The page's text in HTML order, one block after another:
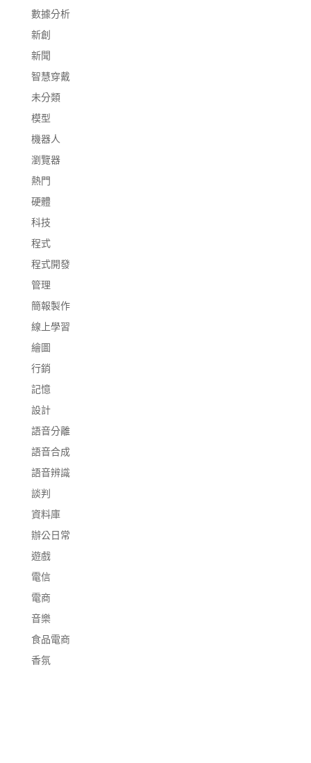
數據分析
新創
新聞
智慧穿戴
未分類
模型
機器人
瀏覽器
熱門
硬體
科技
程式
程式開發
管理
簡報製作
線上學習
繪圖
行銷
記憶
設計
語音分離
語音合成
語音辨識
談判
資料庫
辦公日常
遊戲
電信
電商
音樂
食品電商
香氛